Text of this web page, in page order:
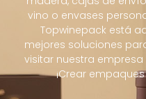
vino o envases
Topwinepack está
mejores soluciones
visitar nuestra empresa
¡Crear